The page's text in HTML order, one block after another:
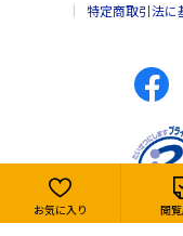
お気に入り 閲
特定商取引法に